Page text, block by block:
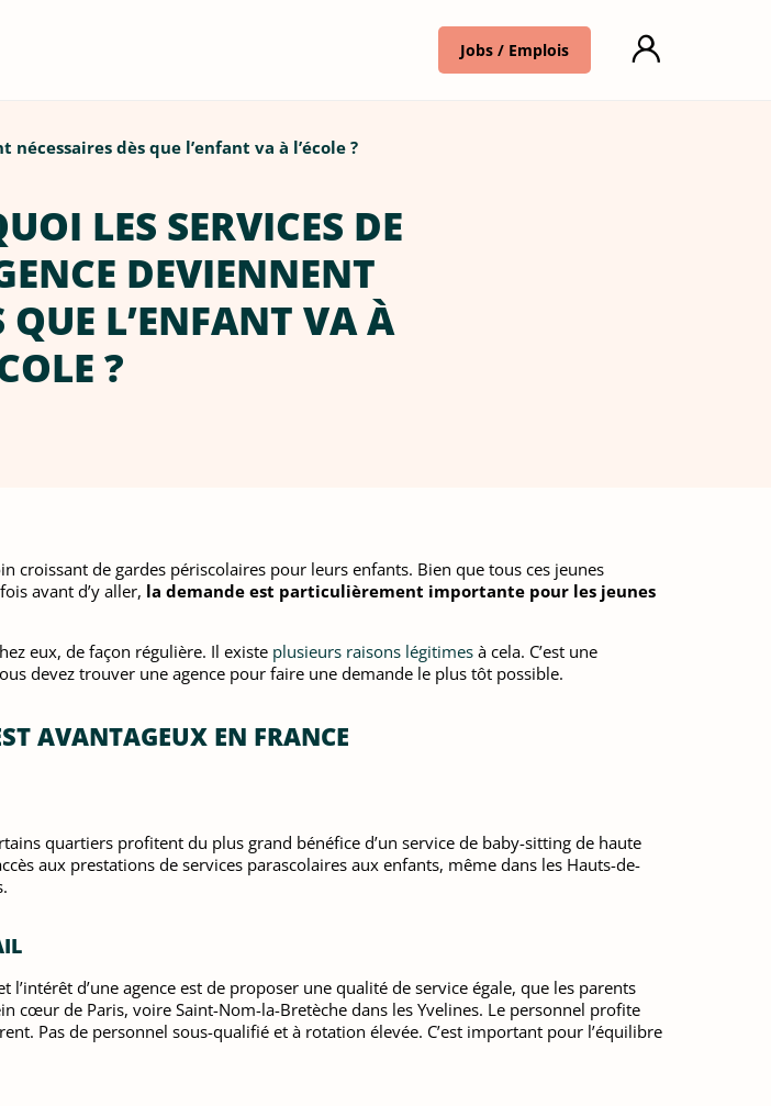
Jobs / Emplois
dès que l’enfant va à l’école ?
LES SERVICES DE
DEVIENNENT
QUE L’ENFANT VA À
?
croissant de gardes périscolaires pour leurs enfants. Bien que tous ces jeunes
avant d’y aller, la demande est particulièrement importante pour les jeunes
eux, de façon régulière. Il existe plusieurs raisons légitimes à cela. C’est une
devez trouver une agence pour faire une demande le plus tôt possible.
AVANTAGEUX EN FRANCE
quartiers profitent du plus grand bénéfice d’un service de baby-sitting de haute
aux prestations de services parascolaires aux enfants, même dans les Hauts-de-
d’une agence est de proposer une qualité de service égale, que les parents
cœur de Paris, voire Saint-Nom-la-Bretèche dans les Yvelines. Le personnel profite
Pas de personnel sous-qualifié et à rotation élevée. C’est important pour l’équilibre